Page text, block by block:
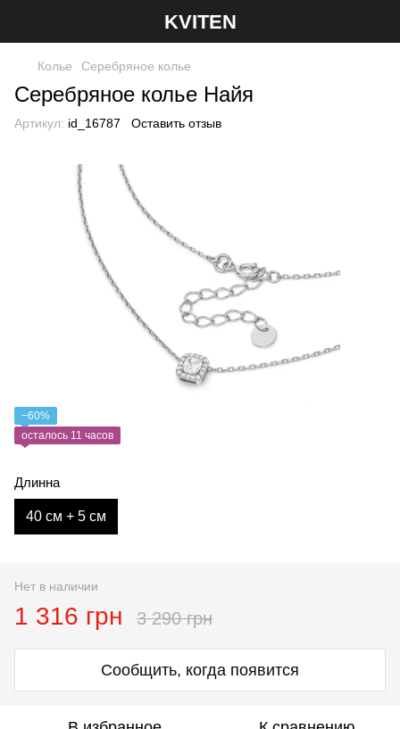
KVITEN
Колье Серебряное колье
Серебряное колье Найя
Артикул: id_16787 Оставить отзыв
−60%
осталось 11 часов
Длинна
40 см + 5 см
Нет в наличии
1 316 грн 3 290 грн
Сообщить, когда появится